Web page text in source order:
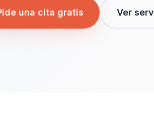
una cita gratis Ver